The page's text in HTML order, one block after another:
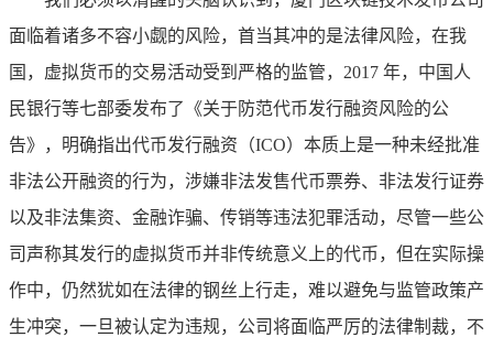
面临着诸多不容小觑的风险，首当其冲的是法律风险，在我
国，虚拟货币的交易活动受到严格的监管，2017 年，中国人
民银行等七部委发布了《关于防范代币发行融资风险的公
告》，明确指出代币发行融资（ICO）本质上是一种未经批准
非法公开融资的行为，涉嫌非法发售代币票券、非法发行证券
以及非法集资、金融诈骗、传销等违法犯罪活动，尽管一些公
司声称其发行的虚拟货币并非传统意义上的代币，但在实际操
作中，仍然犹如在法律的钢丝上行走，难以避免与监管政策产
生冲突，一旦被认定为违规，公司将面临严厉的法律制裁，不